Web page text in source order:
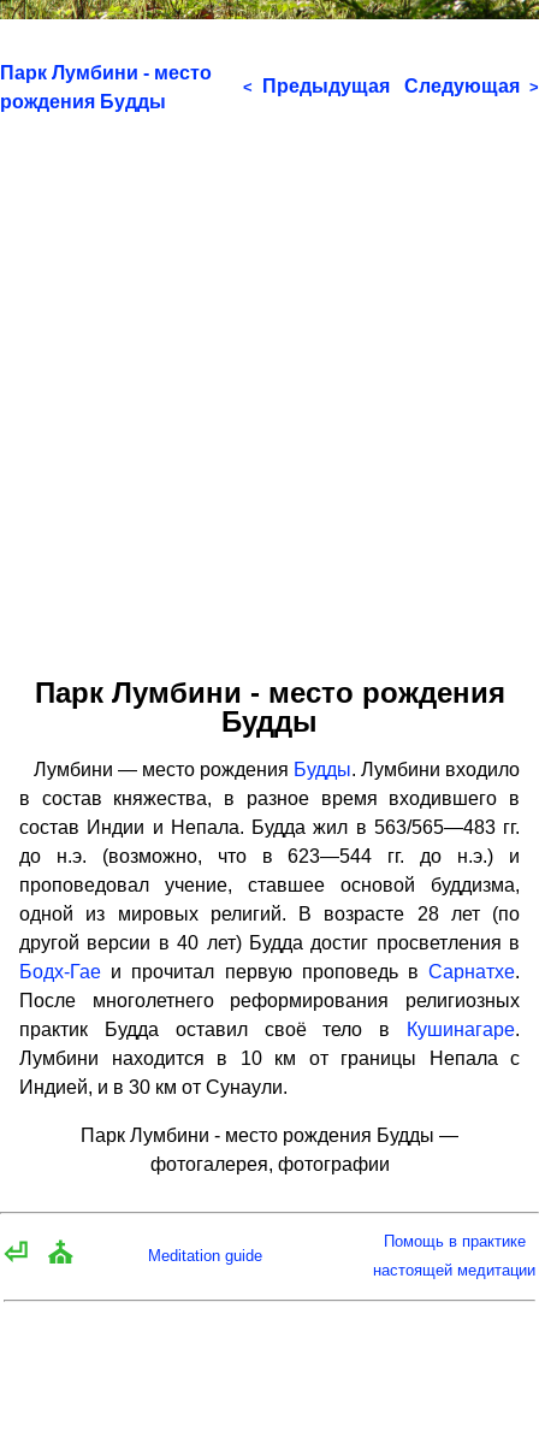
Парк Лумбини - место
рождения Будды
< Предыдущая Следующая >
Парк Лумбини - место рождения
Будды
Лумбини — место рождения Будды. Лумбини входило
в состав княжества, в разное время входившего в
состав Индии и Непала. Будда жил в 563/565—483 гг.
до н.э. (возможно, что в 623—544 гг. до н.э.) и
проповедовал учение, ставшее основой буддизма,
одной из мировых религий. В возрасте 28 лет (по
другой версии в 40 лет) Будда достиг просветления в
Бодх-Гае и прочитал первую проповедь в Сарнатхе.
После многолетнего реформирования религиозных
практик Будда оставил своё тело в
Кушинагаре.
Лумбини находится в 10 км от границы Непала с
Индией, и в 30 км от Сунаули.
Парк Лумбини - место рождения Будды —
фотогалерея, фотографии
⏎ ⛪ Meditation guide
Помощь в практике
настоящей медитации